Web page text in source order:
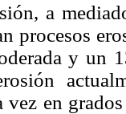
a
procesos
y un
vez en